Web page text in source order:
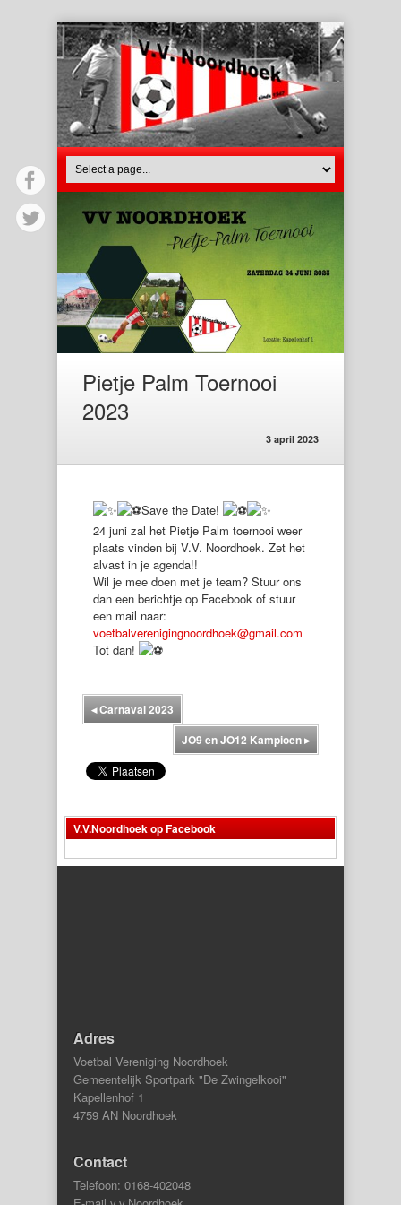
Pietje Palm Toernooi
2023
3 april 2023
Save the Date!
24 juni zal het Pietje Palm toernooi weer
plaats vinden bij V.V. Noordhoek. Zet het
alvast in je agenda!!
Wil je mee doen met je team? Stuur ons
dan een berichtje op Facebook of stuur
een mail naar:
voetbalverenigingnoordhoek@gmail.com
Tot dan!
◂Carnaval 2023
JO9 en JO12 Kampioen▸
V.V.Noordhoek op Facebook
Adres
Voetbal Vereniging Noordhoek
Gemeentelijk Sportpark "De Zwingelkooi"
Kapellenhof 1
4759 AN Noordhoek
Contact
Telefoon: 0168-402048